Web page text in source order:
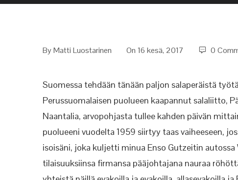
ByMatti Luostarinen On 16 kesä, 2017 0
Suomessa tehdään tänään paljon salaperäistä
Perussuomalaisen puolueen kaapannut salaliitto,
Naantalia, arvopohjasta tullee kahden päivän
puolueeni vuodelta 1959 siirtyy taas vaiheeseen,
isoisäni, joka kuljetti minua Enso Gutzeitin
tilaisuuksiinsa firmansa pääjohtajana nauraa